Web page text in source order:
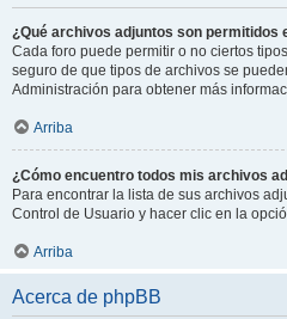
¿Qué archivos adjuntos son permitidos
Cada foro puede permitir o no ciertos
seguro de que tipos de archivos se
Administración para obtener más
Arriba
¿Cómo encuentro todos mis archivos
Para encontrar la lista de sus archivos
Control de Usuario y hacer clic en la
Arriba
Acerca de phpBB